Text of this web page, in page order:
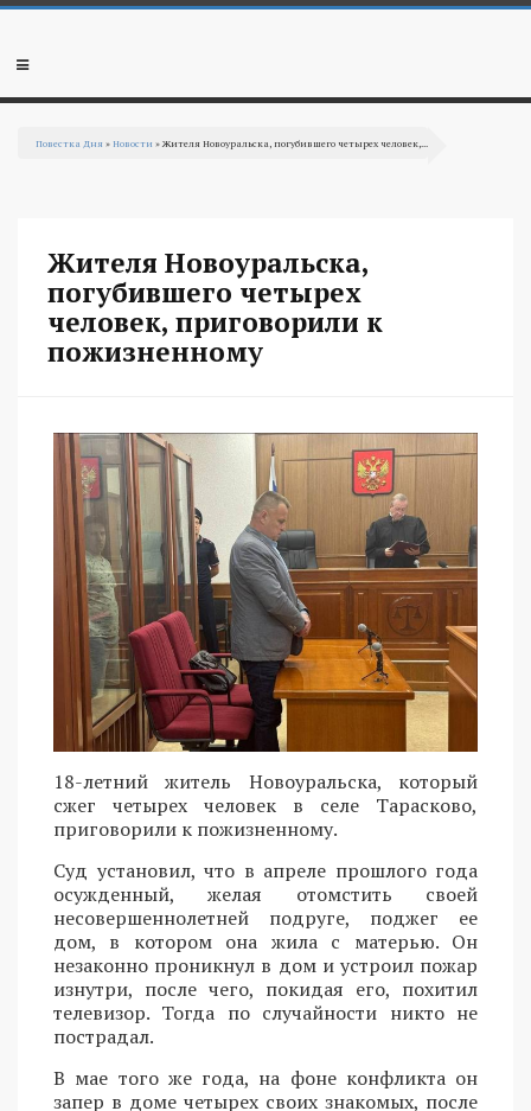
Перейти к основному содержанию
Мобильное
Повестка Дня »Новости » Жителя Новоуральска, погубившего четырех человек,...
Жителя Новоуральска,
погубившего четырех
человек, приговорили к
пожизненному
18-летний житель Новоуральска, который
сжег четырех человек в селе Тарасково,
приговорили к пожизненному.
Суд установил, что в апреле прошлого года
осужденный, желая отомстить своей
несовершеннолетней подруге, поджег ее
дом, в котором она жила с матерью. Он
незаконно проникнул в дом и устроил пожар
изнутри, после чего, покидая его, похитил
телевизор. Тогда по случайности никто не
пострадал.
В мае того же года, на фоне конфликта он
запер в доме четырех своих знакомых, после